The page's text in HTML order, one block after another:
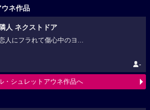
ネ作品
隣人 ネクストドア
人にフラれて傷心中のヨ...
-
・シュレットアウネ作品へ